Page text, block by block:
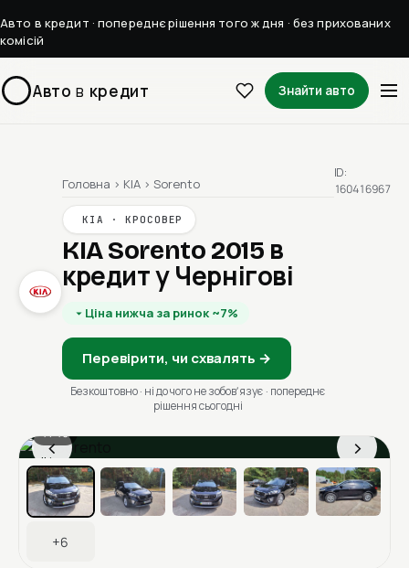
Авто в кредит · попереднє рішення того ж дня · без прихованих
комісій
Авто в кредит Знайти авто
Головна › KIA › Sorento
KIA · КРОСОВЕР
KIA Sorento 2015 в
кредит у Чернігові
Ціна нижча за ринок ~7%
Перевірити, чи схвалять →
Безкоштовно · ні до чого не зобовʼязує · попереднє
рішення сьогодні
ID:
160416967
‹ ›
1 / 13
Ціна в місяць
+6